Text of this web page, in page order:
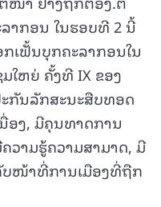
າກອນ ໃນຮອບທີ 2 ນີ້
ເຟັ້ນບຸກຄະລາກອນໃນ
ໃຫຍ່ ຄັ້ງທີ IX ຂອງ
ກັນລັກສະນະສືບທອດ
ງ, ມີຄຸນທາດການ
ວາມຮູ້ຄວາມສາມາດ, ມີ
ບໜ້າທີ່ການເມືອງທີ່ຖືກ